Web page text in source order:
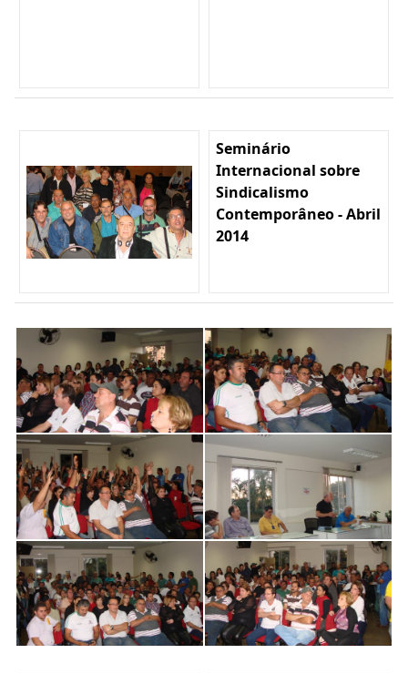
Seminário
Internacional sobre
Sindicalismo
Contemporâneo - Abril
2014